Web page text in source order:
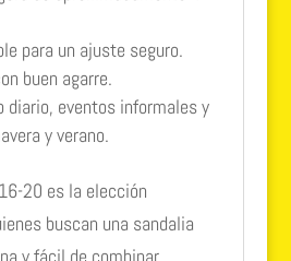
para un ajuste seguro.
buen agarre.
diario, eventos informales y
y verano.
20 es la elección
buscan una sandalia